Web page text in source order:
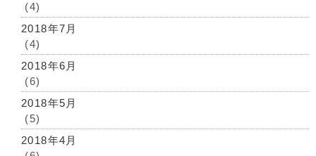
(4)
2018年7月
(4)
2018年6月
(6)
2018年5月
(5)
2018年4月